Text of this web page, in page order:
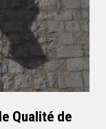
Qualité de